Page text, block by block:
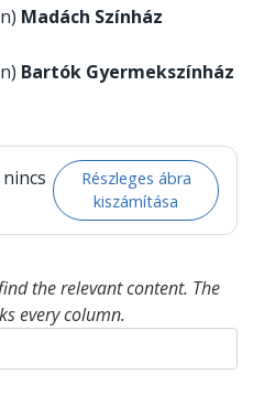
Madách Színház
Bartók Gyermekszínház
Részleges ábra
kiszámítása
the relevant content. The
every column.